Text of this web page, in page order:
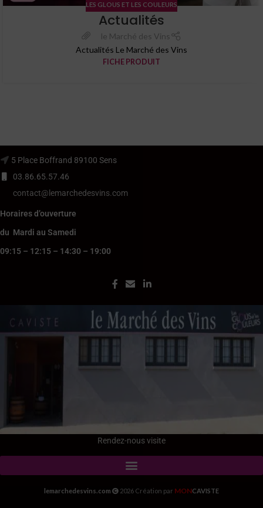
LES GLOUS ET LES COULEURS
Actualités
le Marché des Vins
Actualités Le Marché des Vins
FICHE PRODUIT
5 Place Boffrand 89100 Sens
03.86.65.57.46
contact@lemarchedesvins.com
Horaires d’ouverture
du Mardi au Samedi
09:15 – 12:15 – 14:30 – 19:00
Rendez-nous visite
lemarchedesvins.com 2026 Création par MONCAVISTE